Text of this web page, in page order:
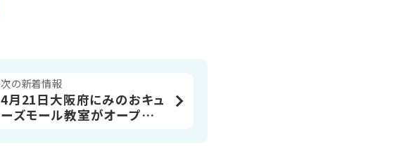
次の新着情報
4月21日大阪府にみのおキュ
ーズモール教室がオープンし